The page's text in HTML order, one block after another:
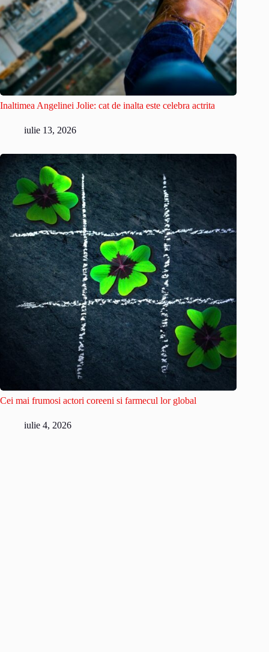
Inaltimea Angelinei Jolie: cat de inalta este celebra actrita
iulie 13, 2026
Cei mai frumosi actori coreeni si farmecul lor global
iulie 4, 2026